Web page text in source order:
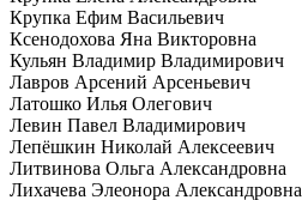
Крупка Ефим Васильевич
Ксенодохова Яна Викторовна
Кульян Владимир Владимирович
Лавров Арсений Арсеньевич
Латошко Илья Олегович
Левин Павел Владимирович
Лепёшкин Николай Алексеевич
Литвинова Ольга Александровна
Лихачева Элеонора Александровна